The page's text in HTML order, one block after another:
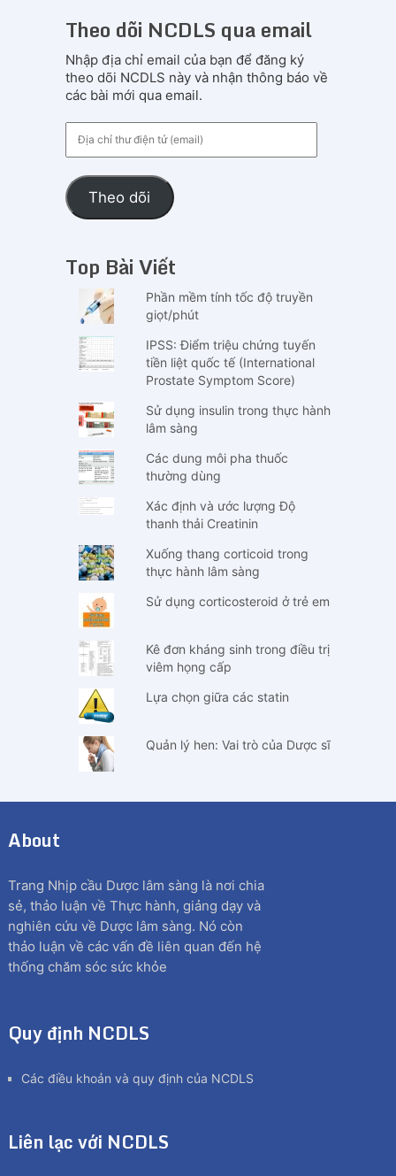
Theo dõi NCDLS qua email
Nhập địa chỉ email của bạn để đăng ký
theo dõi NCDLS này và nhận thông báo về
các bài mới qua email.
chỉ
điện
tử
(email)
Theo dõi
Top Bài Viết
Phần mềm tính tốc độ truyền
giọt/phút
IPSS: Điểm triệu chứng tuyến
tiền liệt quốc tế (International
Prostate Symptom Score)
Sử dụng insulin trong thực hành
lâm sàng
Các dung môi pha thuốc
thường dùng
Xác định và ước lượng Độ
thanh thải Creatinin
Xuống thang corticoid trong
thực hành lâm sàng
Sử dụng corticosteroid ở trẻ em
Kê đơn kháng sinh trong điều trị
viêm họng cấp
Lựa chọn giữa các statin
Quản lý hen: Vai trò của Dược sĩ
About
Trang Nhịp cầu Dược lâm sàng là nơi chia
sẻ, thảo luận về Thực hành, giảng dạy và
nghiên cứu về Dược lâm sàng. Nó còn
thảo luận về các vấn đề liên quan đến hệ
thống chăm sóc sức khỏe
Quy định NCDLS
Các điều khoản và quy định của NCDLS
Liên lạc với NCDLS